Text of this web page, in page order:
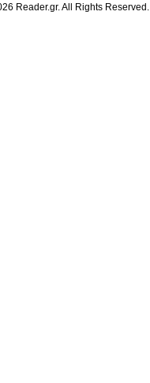
Reader.gr. All Rights Reserved.